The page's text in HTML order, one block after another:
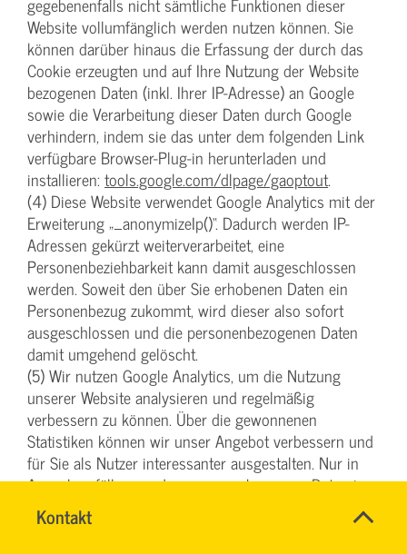
Kontakt
Name*
SVG-
Wiki
Website vollumfänglich werden nutzen können. Sie
können darüber hinaus die Erfassung der durch das
Cookie erzeugten und auf Ihre Nutzung der Website
bezogenen Daten (inkl. Ihrer IP-Adresse) an Google
sowie die Verarbeitung dieser Daten durch Google
verhindern, indem sie das unter dem folgenden Link
verfügbare Browser-Plug-in herunterladen und
installieren: tools.google.com/dlpage/gaoptout.
(4) Diese Website verwendet Google Analytics mit der
Erweiterung „_anonymizeIp()“. Dadurch werden IP-
Adressen gekürzt weiterverarbeitet, eine
Personenbeziehbarkeit kann damit ausgeschlossen
werden. Soweit den über Sie erhobenen Daten ein
Personenbezug zukommt, wird dieser also sofort
ausgeschlossen und die personenbezogenen Daten
damit umgehend gelöscht.
(5) Wir nutzen Google Analytics, um die Nutzung
unserer Website analysieren und regelmäßig
verbessern zu können. Über die gewonnenen
Statistiken können wir unser Angebot verbessern und
für Sie als Nutzer interessanter ausgestalten. Nur in
Ausnahmefällen werden personenbezogene Daten in
die USA übertragen. Rechtsgrundlage für die Nutzung
von Google Analytics ist der